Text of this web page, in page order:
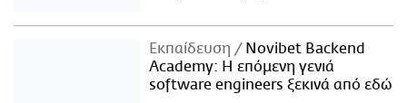
Εκπαίδευση
Novibet Backend
Academy: Η επόμενη γενιά
software engineers ξεκινά από εδώ